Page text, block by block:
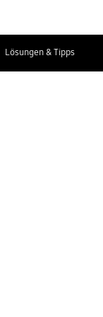
Lösungen & Tipps